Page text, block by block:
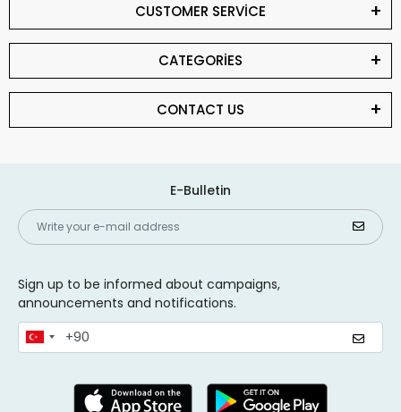
CUSTOMER SERVİCE
CATEGORİES
CONTACT US
E-Bulletin
Sign up to be informed about campaigns,
announcements and notifications.